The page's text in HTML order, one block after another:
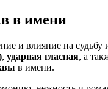
в имени
и влияние на судьбу
, ударная гласная, а
в имени.